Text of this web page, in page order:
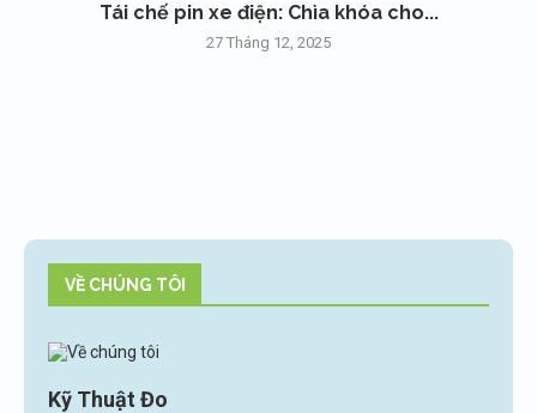
Tái chế pin xe điện: Chìa khóa cho...
27 Tháng 12, 2025
VỀ CHÚNG TÔI
Kỹ Thuật Đo